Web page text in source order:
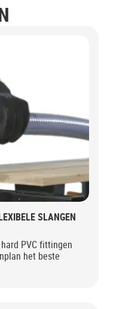
SLANGEN
PVC fittingen
het beste